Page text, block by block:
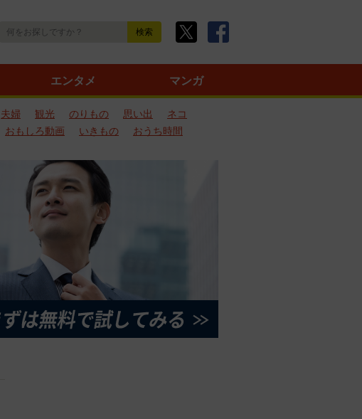
エンタメ マンガ
夫婦 観光 のりもの 思い出
ネコ
おもしろ動画 いきもの
おうち時間